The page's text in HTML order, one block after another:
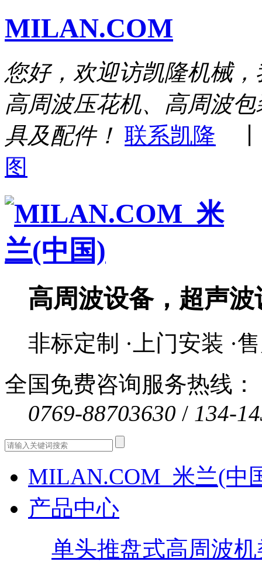
MILAN.COM
您好，欢迎访凯隆机械
高周波压花机、高周波
具及配件！ 联系凯隆
图
高周波设备，超声
非标定制 ·上门安装 ·
全国免费咨询服务热线：
0769-88703630 / 134-
MILAN.COM_米兰(中
产品中心
单头推盘式高周波机